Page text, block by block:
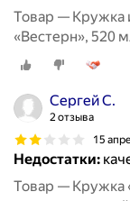
Товар — Кружка
«Вестерн», 520
Сергей С.
2 отзыва
15
Недостатки:
Товар — Кружка